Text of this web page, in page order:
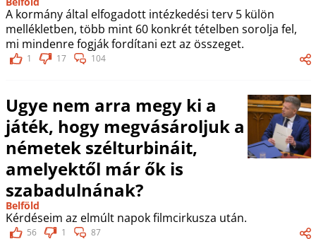
A kormány által elfogadott intézkedési terv 5 külön
mellékletben, több mint 60 konkrét tételben sorolja fel,
mi mindenre fogják fordítani ezt az összeget.
1 17 104
Ugye nem arra megy ki a
játék, hogy megvásároljuk a
németek szélturbináit,
amelyektől már ők is
szabadulnának?
Belföld
Kérdéseim az elmúlt napok filmcirkusza után.
56 1 87